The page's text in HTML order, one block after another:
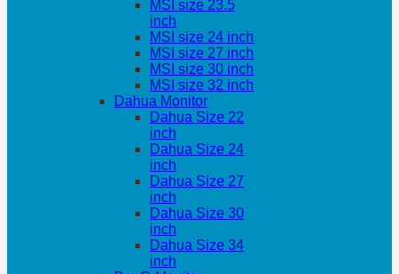
MSI size 23.5
inch
MSI size 24 inch
MSI size 27 inch
MSI size 30 inch
MSI size 32 inch
Dahua Monitor
Dahua Size 22
inch
Dahua Size 24
inch
Dahua Size 27
inch
Dahua Size 30
inch
Dahua Size 34
inch